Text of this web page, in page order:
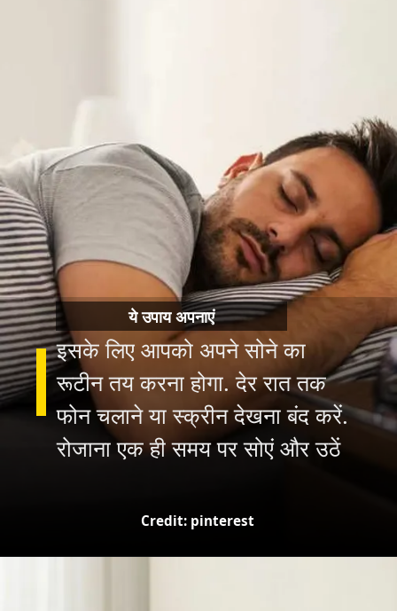
इसके लिए आपको अपने सोने का
रूटीन तय करना होगा. देर रात तक
फोन चलाने या स्क्रीन देखना बंद करें.
रोजाना एक ही समय पर सोएं और उठें
Credit: pinterest
ये उपाय अपनाएं